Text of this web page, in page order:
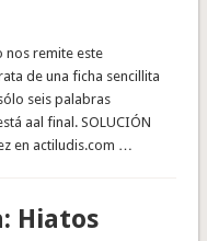
nos remite este
de una ficha sencillita
seis palabras
aal final. SOLUCIÓN
en actiludis.com …
Hiatos